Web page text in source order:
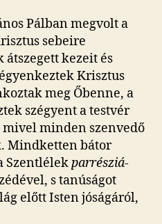
Pálban megvolt a
sebeire
kezeit és
Krisztus
meg Őbenne, a
szégyent a testvér
mivel minden szenvedő
Mindketten bátor
Szentlélekparrésziá-
s tanúságot
előtt Isten jóságáról,